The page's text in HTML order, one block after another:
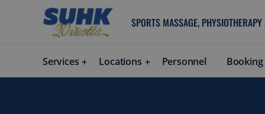
SPORTS MASSAGE,
Services Locations Personnel Booking